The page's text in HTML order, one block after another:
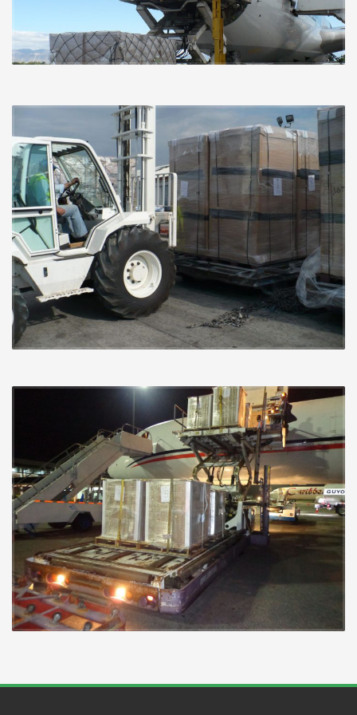
Dédouanement
Entreposage
Livraisons spécialisées
Des solutions logistiques complètes pour la chaîne
d’approvisionnement
Transport sécurisé
Gestion des stocks
Livraisons porte-à-porte assurées
Quels que soient vos besoins en logistique de transport, appelez-
nous ou envoyez-nous un courriel dès aujourd’hui au +1-866-341-
8029sales@esi-sei.com